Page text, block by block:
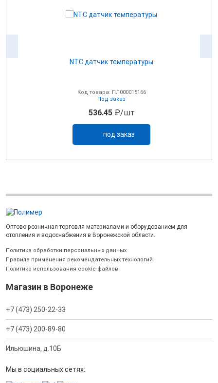
NTC датчик температуры
Код товара: ПЛ000015166
Под заказ
536.45₽/шт
под заказ
Оптово-розничная торговля материалами и оборудованием для
отопления и водоснабжения в Воронежской области.
Политика обработки персональных данных
Правила применения рекомендательных технологий
Политика использования cookie-файлов
Магазин в Воронеже
+7 (473) 250-22-33
+7 (473) 200-89-80
Ильюшина, д.10Б
Мы в социальных сетях: